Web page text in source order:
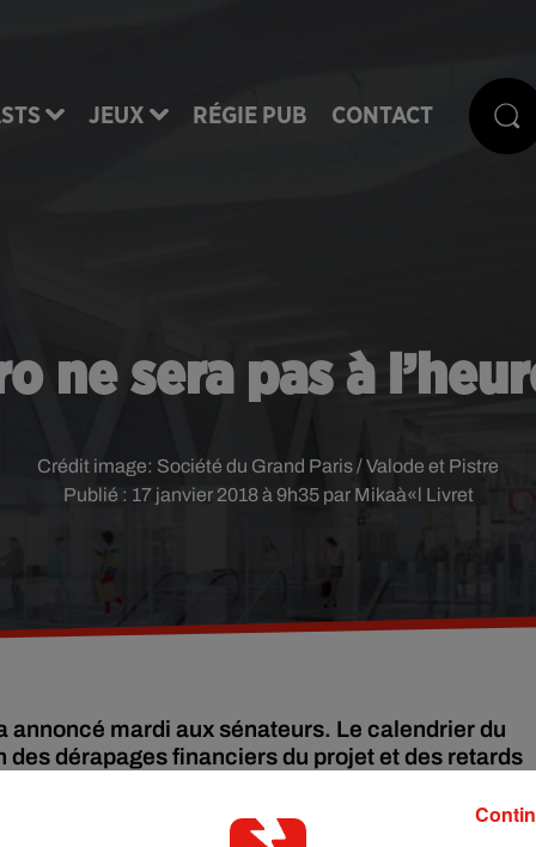
JEUX RÉGIE PUB CONTACT
ne sera pas à
Publié : 17 janvier 2018 à 9h35 par Mikaà«l Livret
Crédit image: Société du Grand Paris / Valode et Pistre
mardi aux sénateurs. Le calendrier du
des dérapages financiers du projet et des retards
la candidature de Paris 2024 misait beaucoup sur